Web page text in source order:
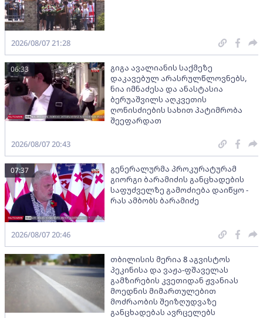
2026/08/07 21:28
გიგა ავალიანის საქმეზე
დაკავებულ არასრულწლოვნებს,
ნია იმნაძესა და ანასტასია
ბერუაშვილს აღკვეთის
ღონისძიების სახით პატიმრობა
შეეფარდათ
06:33
2026/08/07 20:43
გენერალურმა პროკურატურამ
გიორგი ბარამიძის განცხადების
საფუძველზე გამოძიება დაიწყო -
რას ამბობს ბარამიძე
07:37
2026/08/07 20:46
თბილისის მერია 8 აგვისტოს
პეკინისა და ვაჟა-ფშაველას
გამზირების კვეთიდან ჟვანიას
მოედნის მიმართულებით
მოძრაობის შეიზღუდვაზე
განცხადებას ავრცელებს